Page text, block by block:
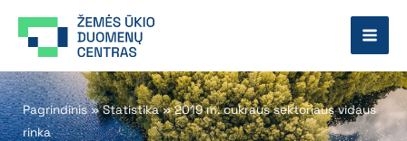
prie
Pagrindinis»Statistika»2019 m. cukraus sektoriaus vidaus
rinka